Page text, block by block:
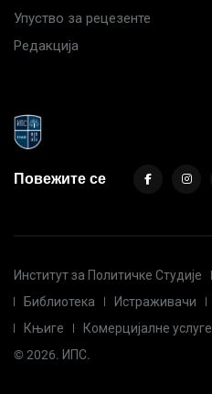
Упуство за рецезенте
Редакција
Повежите се
Институт за Политичке Студије
Библиотека
Истраживачи
Књиге
Комерцијалне услуге
© 2026. ИПС.